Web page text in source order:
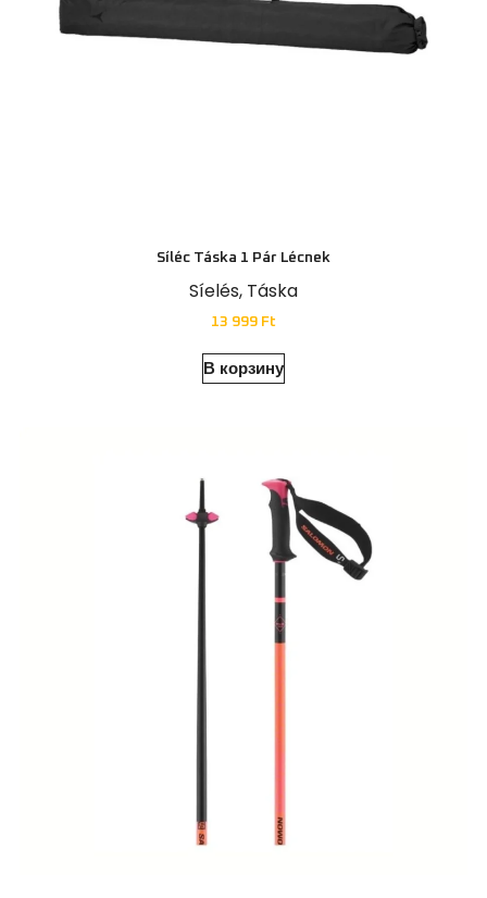
Síléc Táska 1 Pár Lécnek
Síelés, Táska
13 999 Ft
В корзину